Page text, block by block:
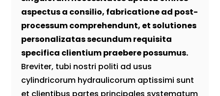
aspectus a consilio, fabricatione ad post-
processum comprehendunt, et solutiones
personalizatas secundum requisita
specifica clientium praebere possumus.
Breviter, tubi nostri politi ad usus
cylindricorum hydraulicorum aptissimi sunt